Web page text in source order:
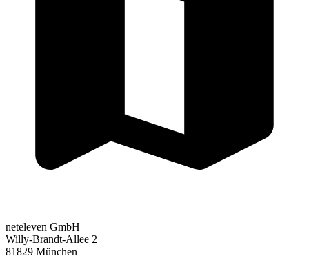
neteleven GmbH
Willy-Brandt-Allee 2
81829 München